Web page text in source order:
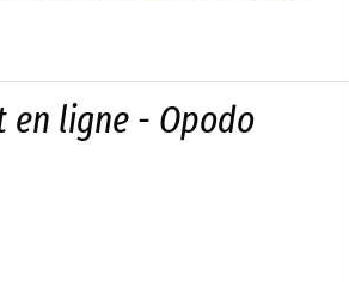
en ligne - Opodo